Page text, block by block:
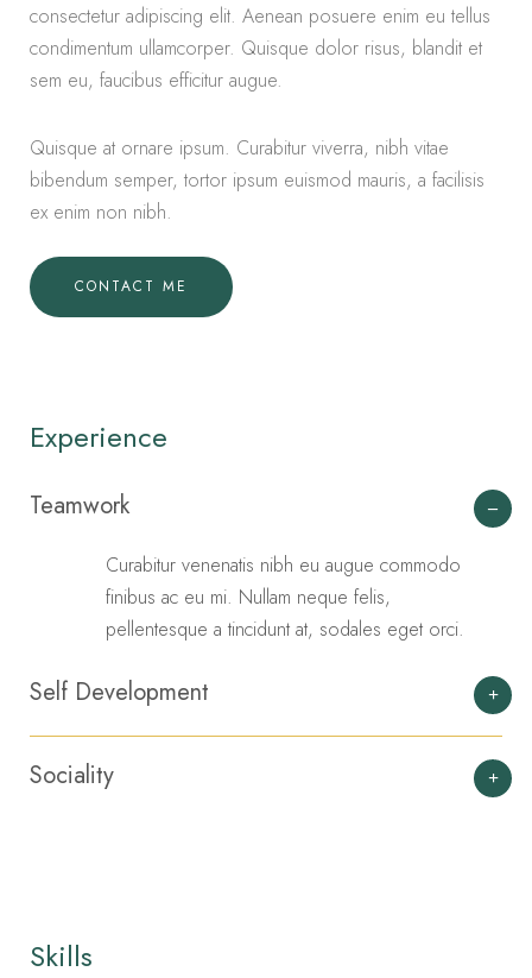
consectetur adipiscing elit. Aenean posuere enim eu tellus
condimentum ullamcorper. Quisque dolor risus, blandit et
sem eu, faucibus efficitur augue.
Quisque at ornare ipsum. Curabitur viverra, nibh vitae
bibendum semper, tortor ipsum euismod mauris, a facilisis
ex enim non nibh.
CONTACT ME
Experience
Teamwork
Curabitur venenatis nibh eu augue commodo
finibus ac eu mi. Nullam neque felis,
pellentesque a tincidunt at, sodales eget orci.
Self Development
Sociality
Skills